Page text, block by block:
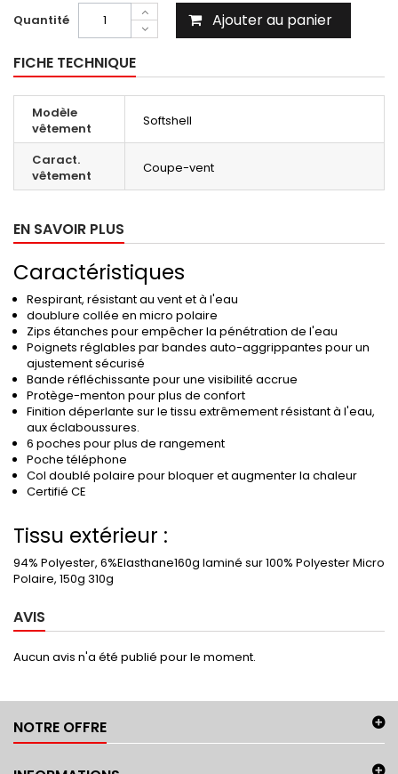
Quantité Ajouter au panier
FICHE TECHNIQUE
Modèle
vêtement
Softshell
Caract.
vêtement
Coupe-vent
EN SAVOIR PLUS
Caractéristiques
Respirant, résistant au vent et à l'eau
doublure collée en micro polaire
Zips étanches pour empêcher la pénétration de l'eau
Poignets réglables par bandes auto-aggrippantes pour un
ajustement sécurisé
Bande réfléchissante pour une visibilité accrue
Protège-menton pour plus de confort
Finition déperlante sur le tissu extrêmement résistant à l'eau,
aux éclaboussures.
6 poches pour plus de rangement
Poche téléphone
Col doublé polaire pour bloquer et augmenter la chaleur
Certifié CE
Tissu extérieur :
94% Polyester, 6%Elasthane160g laminé sur 100% Polyester Micro
Polaire, 150g 310g
AVIS
Aucun avis n'a été publié pour le moment.
NOTRE OFFRE